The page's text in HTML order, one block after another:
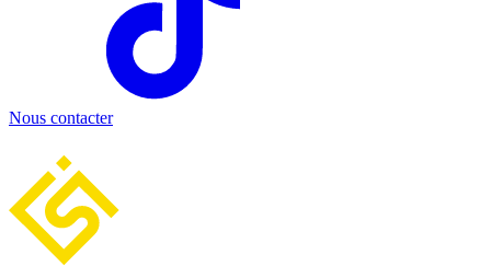
Nous contacter